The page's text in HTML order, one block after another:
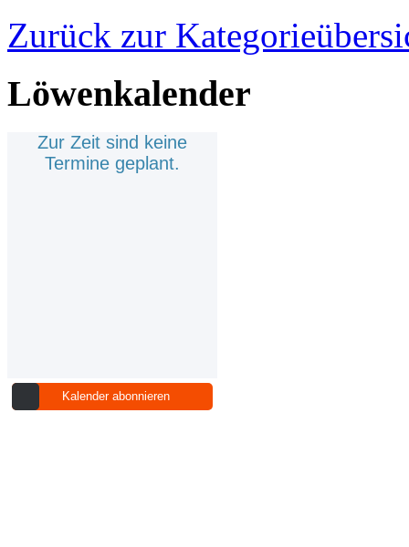
Zurück zur
Löwenkalender